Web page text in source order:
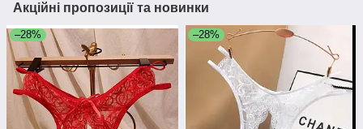
Акційні пропозиції та новинки
–28% –28%